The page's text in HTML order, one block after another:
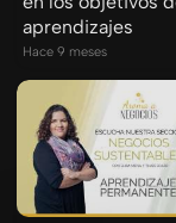
aprendizajes
Hace 9 meses